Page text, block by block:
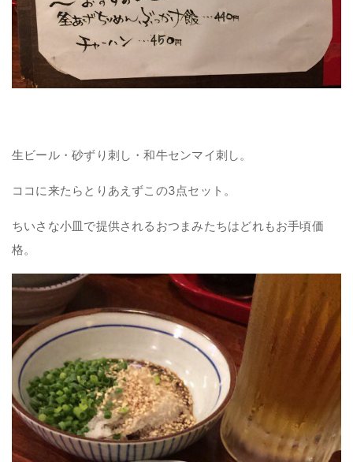
生ビール・砂ずり刺し・和牛センマイ刺し。
ココに来たらとりあえずこの3点セット。
ちいさな小皿で提供されるおつまみたちはどれもお手頃価
格。